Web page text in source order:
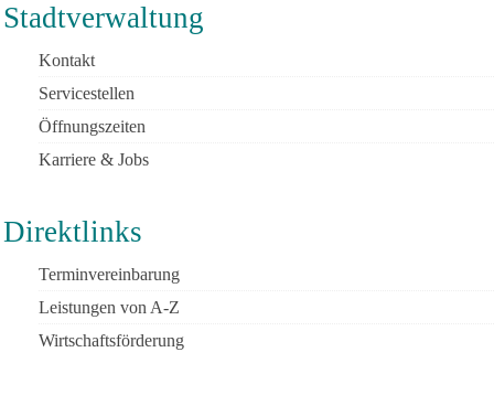
Stadtverwaltung
Kontakt
Servicestellen
Öffnungszeiten
Karriere & Jobs
Direktlinks
Terminvereinbarung
Leistungen von A-Z
Wirtschaftsförderung